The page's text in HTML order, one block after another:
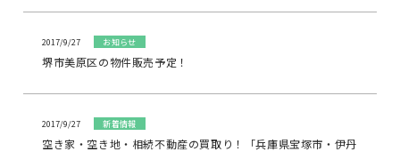
2017/9/27 お知らせ
堺市美原区の物件販売予定！
2017/9/27 新着情報
空き家・空き地・相続不動産の買取り！「兵庫県宝塚市・伊丹